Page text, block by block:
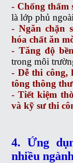
- Chống thấm
là lớp phủ ngoài
- Ngăn chặn
hóa chất ăn
- Tăng độ
trong môi
- Dễ thi
tông thông
- Tiết kiệm
và kỹ sư thi
4. Ứng
nhiều ngành